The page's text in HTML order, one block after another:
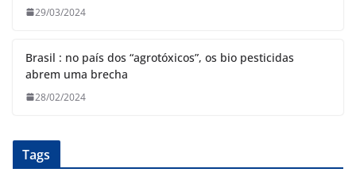
29/03/2024
Brasil : no país dos “agrotóxicos”, os bio pesticidas
abrem uma brecha
28/02/2024
Tags